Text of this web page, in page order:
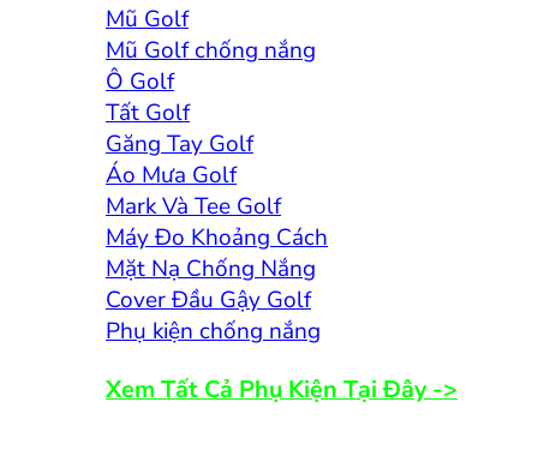
Mũ Golf
Mũ Golf chống nắng
Ô Golf
Tất Golf
Găng Tay Golf
Áo Mưa Golf
Mark Và Tee Golf
Máy Đo Khoảng Cách
Mặt Nạ Chống Nắng
Cover Đầu Gậy Golf
Phụ kiện chống nắng
Xem Tất Cả Phụ Kiện Tại Đây ->